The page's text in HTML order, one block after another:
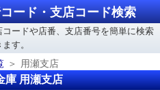
ード・支店コード検索
ードや店番、支店番号を簡単に検索
す。
用瀬支店
庫 用瀬支店